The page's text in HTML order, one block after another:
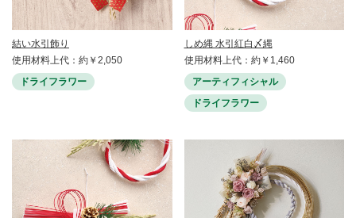
結い水引飾り
使用材料上代：約￥2,050
ドライフラワー
しめ縄 水引紅白〆縄
使用材料上代：約￥1,460
アーティフィシャル
ドライフラワー